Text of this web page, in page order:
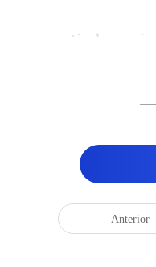
Anterior